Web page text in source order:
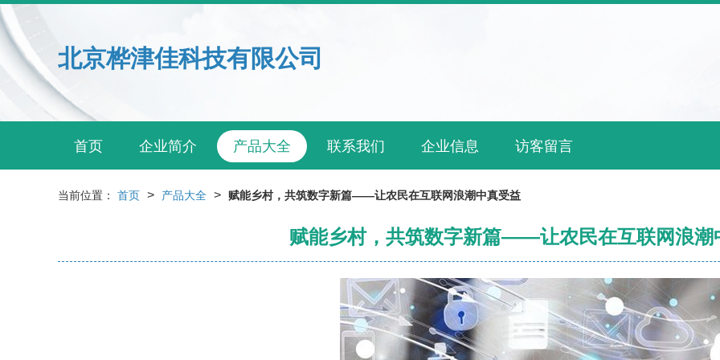
北京桦津佳科技有限公司
首页 企业简介 产品大全 联系我们 企业信息 访客留言
当前位置： 首页 > 产品大全 > 赋能乡村，共筑数字新篇——让农民在互联网浪潮中真受益
赋能乡村，共筑数字新篇——让农民在互联网浪潮